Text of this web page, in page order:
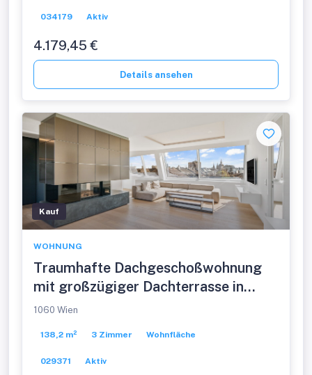
034179 Aktiv
4.179,45 €
Details ansehen
Kauf
WOHNUNG
Traumhafte Dachgeschoßwohnung
mit großzügiger Dachterrasse in
perfekter Lage steht zum Verkauf -
Möblierung
1060 Wien
138,2 m² 3 Zimmer Wohnfläche
029371 Aktiv